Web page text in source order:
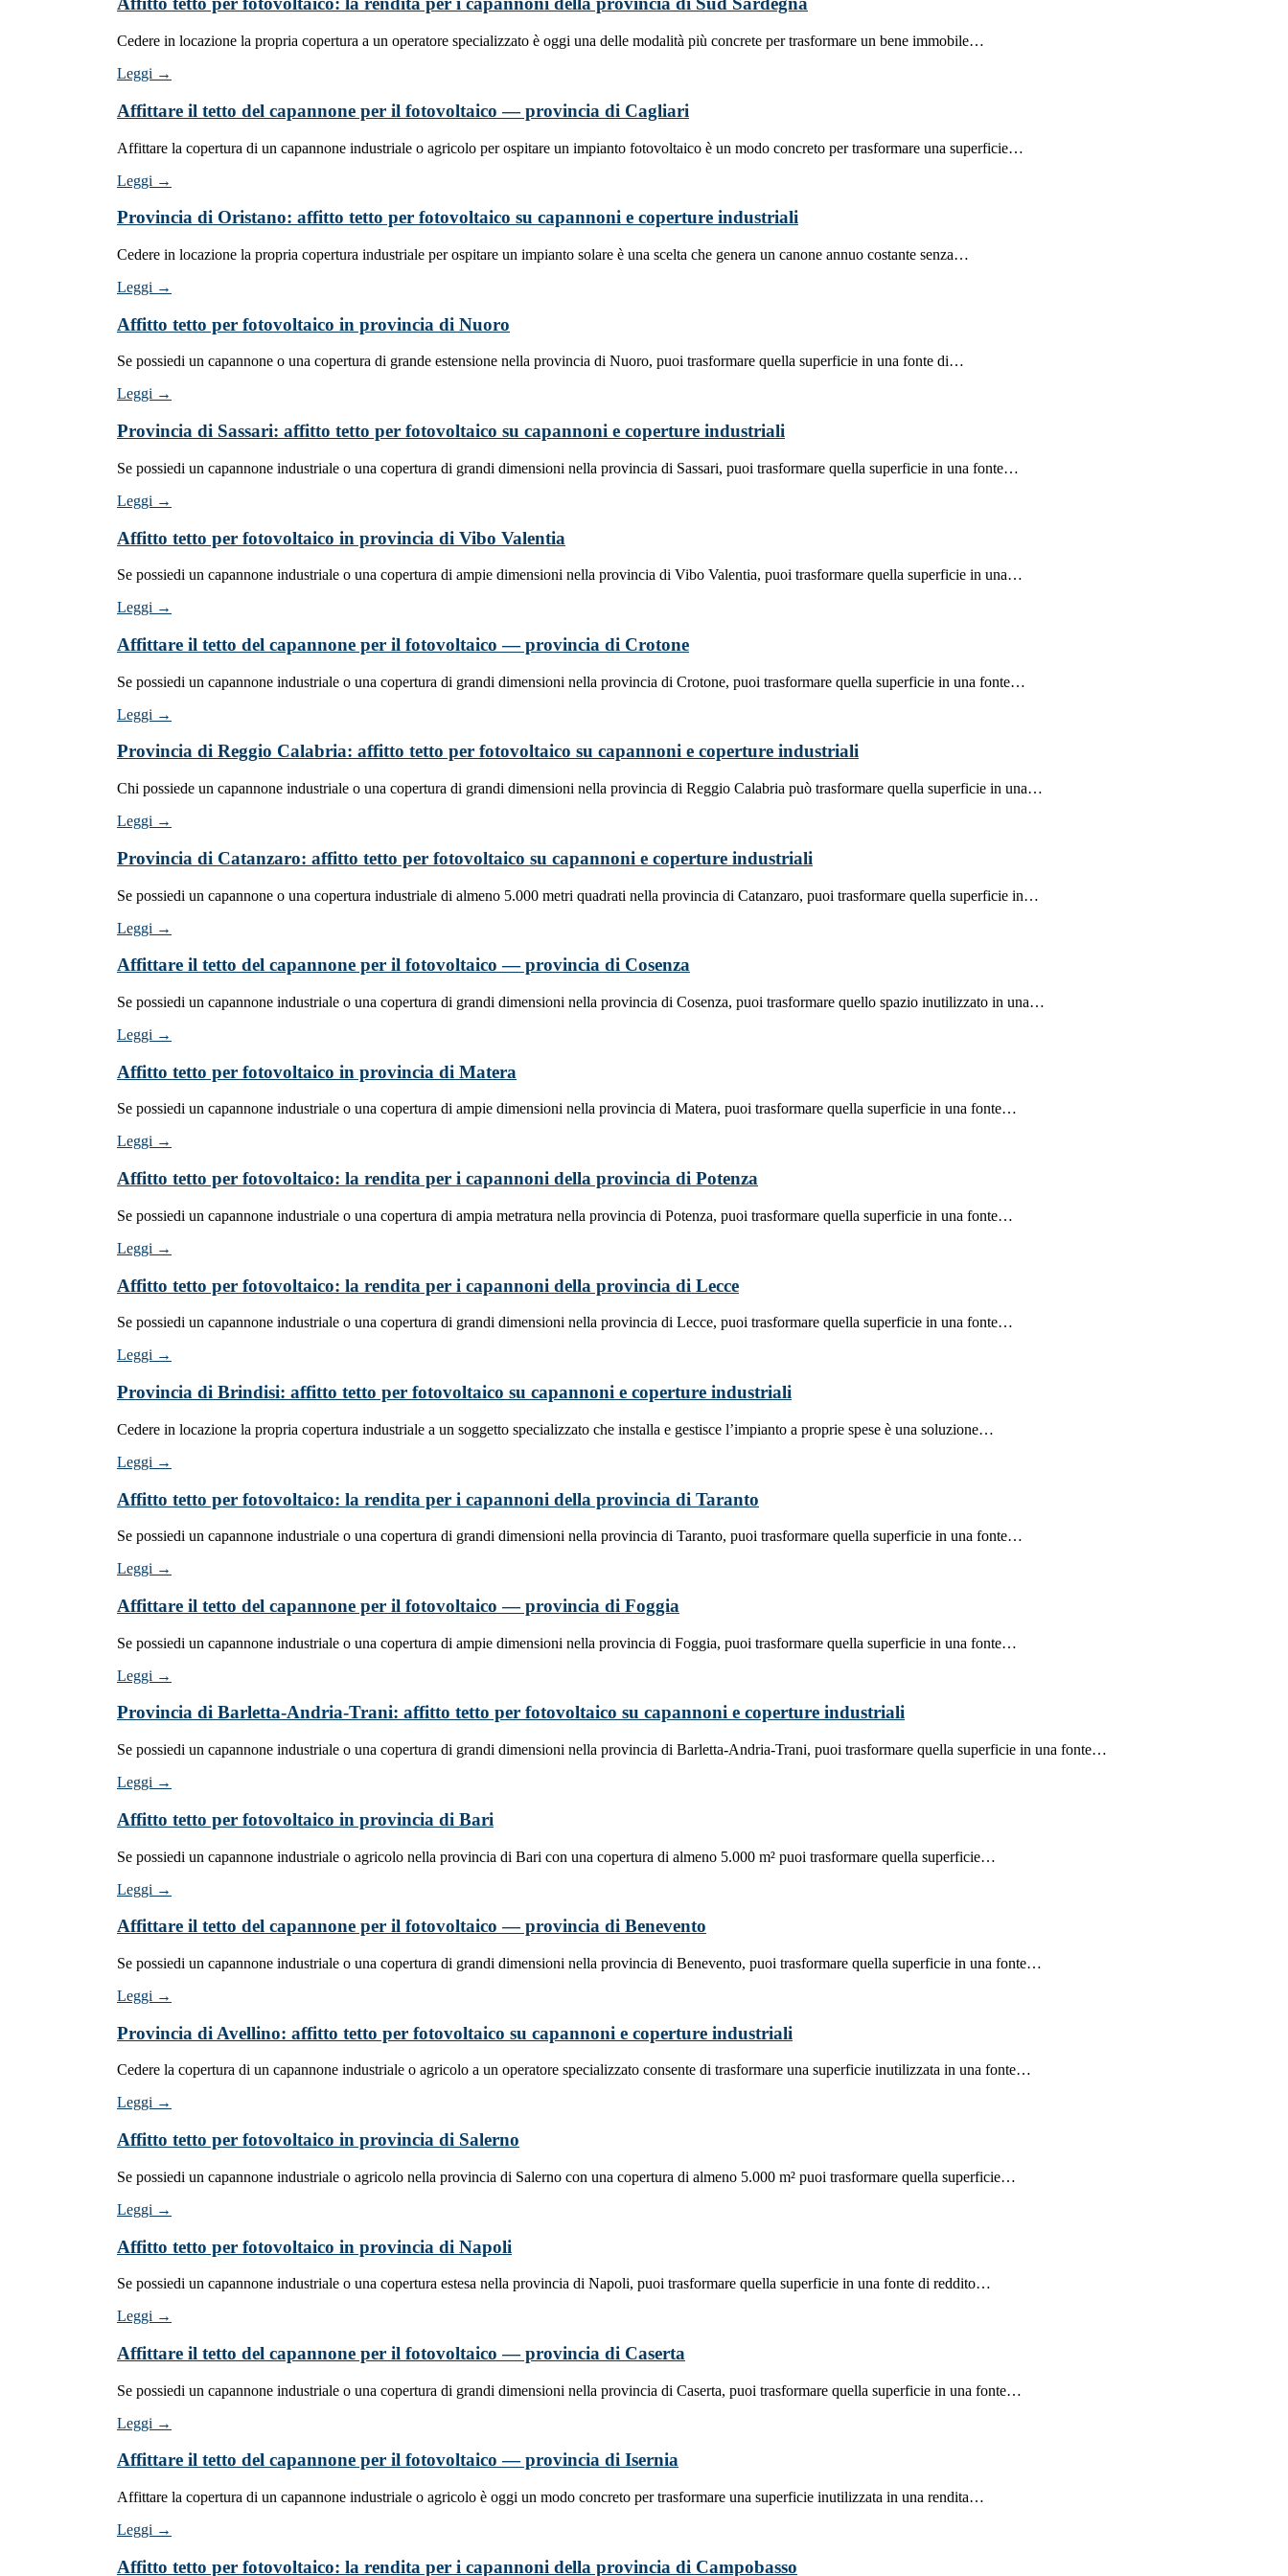
Cedere in locazione la propria copertura a un operatore specializzato è oggi una delle modalità più concrete per trasformare un bene immobile…
Leggi →
Affittare il tetto del capannone per il fotovoltaico — provincia di Cagliari
Affittare la copertura di un capannone industriale o agricolo per ospitare un impianto fotovoltaico è un modo concreto per trasformare una superficie…
Leggi →
Provincia di Oristano: affitto tetto per fotovoltaico su capannoni e coperture industriali
Cedere in locazione la propria copertura industriale per ospitare un impianto solare è una scelta che genera un canone annuo costante senza…
Leggi →
Affitto tetto per fotovoltaico in provincia di Nuoro
Se possiedi un capannone o una copertura di grande estensione nella provincia di Nuoro, puoi trasformare quella superficie in una fonte di…
Leggi →
Provincia di Sassari: affitto tetto per fotovoltaico su capannoni e coperture industriali
Se possiedi un capannone industriale o una copertura di grandi dimensioni nella provincia di Sassari, puoi trasformare quella superficie in una fonte…
Leggi →
Affitto tetto per fotovoltaico in provincia di Vibo Valentia
Se possiedi un capannone industriale o una copertura di ampie dimensioni nella provincia di Vibo Valentia, puoi trasformare quella superficie in una…
Leggi →
Affittare il tetto del capannone per il fotovoltaico — provincia di Crotone
Se possiedi un capannone industriale o una copertura di grandi dimensioni nella provincia di Crotone, puoi trasformare quella superficie in una fonte…
Leggi →
Provincia di Reggio Calabria: affitto tetto per fotovoltaico su capannoni e coperture industriali
Chi possiede un capannone industriale o una copertura di grandi dimensioni nella provincia di Reggio Calabria può trasformare quella superficie in una…
Leggi →
Provincia di Catanzaro: affitto tetto per fotovoltaico su capannoni e coperture industriali
Se possiedi un capannone o una copertura industriale di almeno 5.000 metri quadrati nella provincia di Catanzaro, puoi trasformare quella superficie in…
Leggi →
Affittare il tetto del capannone per il fotovoltaico — provincia di Cosenza
Se possiedi un capannone industriale o una copertura di grandi dimensioni nella provincia di Cosenza, puoi trasformare quello spazio inutilizzato in una…
Leggi →
Affitto tetto per fotovoltaico in provincia di Matera
Se possiedi un capannone industriale o una copertura di ampie dimensioni nella provincia di Matera, puoi trasformare quella superficie in una fonte…
Leggi →
Affitto tetto per fotovoltaico: la rendita per i capannoni della provincia di Potenza
Se possiedi un capannone industriale o una copertura di ampia metratura nella provincia di Potenza, puoi trasformare quella superficie in una fonte…
Leggi →
Affitto tetto per fotovoltaico: la rendita per i capannoni della provincia di Lecce
Se possiedi un capannone industriale o una copertura di grandi dimensioni nella provincia di Lecce, puoi trasformare quella superficie in una fonte…
Leggi →
Provincia di Brindisi: affitto tetto per fotovoltaico su capannoni e coperture industriali
Cedere in locazione la propria copertura industriale a un soggetto specializzato che installa e gestisce l’impianto a proprie spese è una soluzione…
Leggi →
Affitto tetto per fotovoltaico: la rendita per i capannoni della provincia di Taranto
Se possiedi un capannone industriale o una copertura di grandi dimensioni nella provincia di Taranto, puoi trasformare quella superficie in una fonte…
Leggi →
Affittare il tetto del capannone per il fotovoltaico — provincia di Foggia
Se possiedi un capannone industriale o una copertura di ampie dimensioni nella provincia di Foggia, puoi trasformare quella superficie in una fonte…
Leggi →
Provincia di Barletta-Andria-Trani: affitto tetto per fotovoltaico su capannoni e coperture industriali
Se possiedi un capannone industriale o una copertura di grandi dimensioni nella provincia di Barletta-Andria-Trani, puoi trasformare quella superficie in una fonte…
Leggi →
Affitto tetto per fotovoltaico in provincia di Bari
Se possiedi un capannone industriale o agricolo nella provincia di Bari con una copertura di almeno 5.000 m² puoi trasformare quella superficie…
Leggi →
Affittare il tetto del capannone per il fotovoltaico — provincia di Benevento
Se possiedi un capannone industriale o una copertura di grandi dimensioni nella provincia di Benevento, puoi trasformare quella superficie in una fonte…
Leggi →
Provincia di Avellino: affitto tetto per fotovoltaico su capannoni e coperture industriali
Cedere la copertura di un capannone industriale o agricolo a un operatore specializzato consente di trasformare una superficie inutilizzata in una fonte…
Leggi →
Affitto tetto per fotovoltaico in provincia di Salerno
Se possiedi un capannone industriale o agricolo nella provincia di Salerno con una copertura di almeno 5.000 m² puoi trasformare quella superficie…
Leggi →
Affitto tetto per fotovoltaico in provincia di Napoli
Se possiedi un capannone industriale o una copertura estesa nella provincia di Napoli, puoi trasformare quella superficie in una fonte di reddito…
Leggi →
Affittare il tetto del capannone per il fotovoltaico — provincia di Caserta
Se possiedi un capannone industriale o una copertura di grandi dimensioni nella provincia di Caserta, puoi trasformare quella superficie in una fonte…
Leggi →
Affittare il tetto del capannone per il fotovoltaico — provincia di Isernia
Affittare la copertura di un capannone industriale o agricolo è oggi un modo concreto per trasformare una superficie inutilizzata in una rendita…
Leggi →
Affitto tetto per fotovoltaico: la rendita per i capannoni della provincia di Campobasso